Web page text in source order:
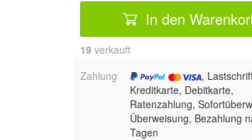
In den
19 verkauft
Zahlung
,
Kreditkarte, Debitkarte,
Ratenzahlung,
Überweisung, Bezahlung
Tagen